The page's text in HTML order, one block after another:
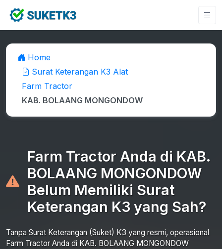
Home
Surat Keterangan K3 Alat
Farm Tractor
KAB. BOLAANG MONGONDOW
Farm Tractor Anda di KAB.
BOLAANG MONGONDOW
Belum Memiliki Surat
Keterangan K3 yang Sah?
Tanpa Surat Keterangan (Suket) K3 yang resmi, operasional
Farm Tractor Anda di KAB. BOLAANG MONGONDOW